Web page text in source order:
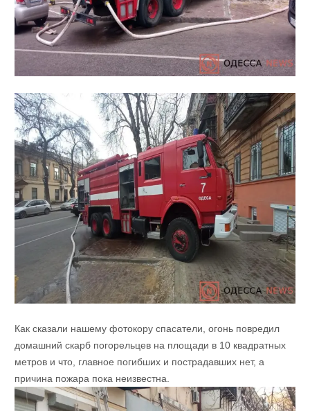
Как сказали нашему фотокору спасатели, огонь повредил
домашний скарб погорельцев на площади в 10 квадратных
метров и что, главное погибших и пострадавших нет, а
причина пожара пока неизвестна.